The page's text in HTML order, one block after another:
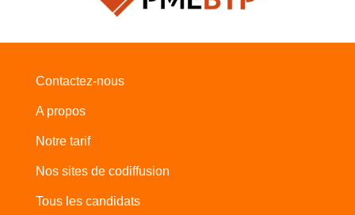
Contactez-nous
A propos
Notre tarif
Nos sites de codiffusion
Tous les candidats